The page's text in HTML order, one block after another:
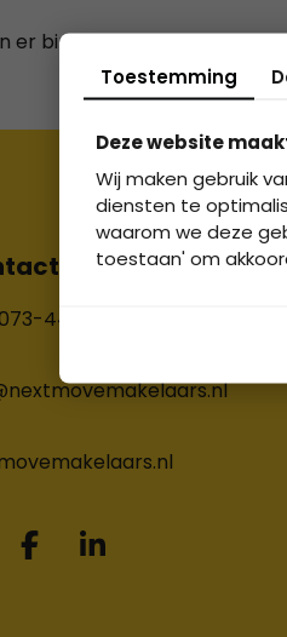
er binnenkort weer aan.
4400266
Toestemming
Deze website
Wij maken gebruik
diensten te
waarom we deze
toestaan' om